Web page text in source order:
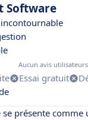
Software
Aucun avis utilisateurs
Essai gratuit
présente comme